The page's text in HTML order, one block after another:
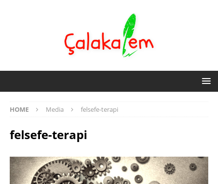
HOME Media felsefe-terapi
felsefe-terapi